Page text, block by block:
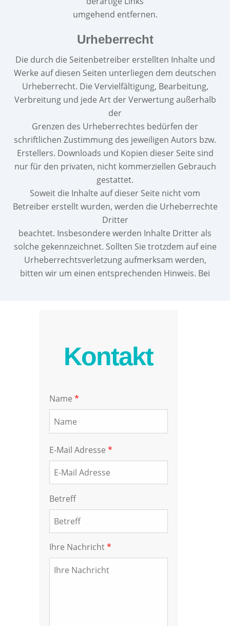
umgehend entfernen.
Urheberrecht
Die durch die Seitenbetreiber erstellten Inhalte und
Werke auf diesen Seiten unterliegen dem deutschen
Urheberrecht. Die Vervielfältigung, Bearbeitung,
Verbreitung und jede Art der Verwertung außerhalb
der
Grenzen des Urheberrechtes bedürfen der
schriftlichen Zustimmung des jeweiligen Autors bzw.
Erstellers. Downloads und Kopien dieser Seite sind
nur für den privaten, nicht kommerziellen Gebrauch
gestattet.
Soweit die Inhalte auf dieser Seite nicht vom
Betreiber erstellt wurden, werden die Urheberrechte
Dritter
beachtet. Insbesondere werden Inhalte Dritter als
solche gekennzeichnet. Sollten Sie trotzdem auf eine
Urheberrechtsverletzung aufmerksam werden,
bitten wir um einen entsprechenden Hinweis. Bei
Kontakt
Name *
E-Mail Adresse *
Betreff
Ihre Nachricht*